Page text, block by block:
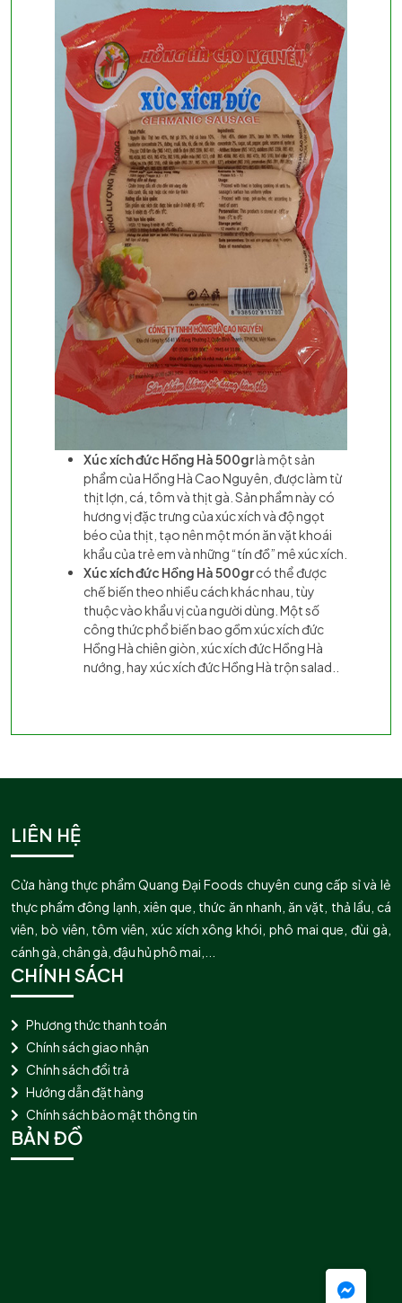
Xúc xích đức Hồng Hà 500grlà một sản
phẩm của Hồng Hà Cao Nguyên, được làm từ
thịt lợn, cá, tôm và thịt gà. Sản phẩm này có
hương vị đặc trưng của xúc xích và độ ngọt
béo của thịt, tạo nên một món ăn vặt khoái
khẩu của trẻ em và những “tín đồ” mê xúc xích.
Xúc xích đức Hồng Hà 500grcó thể được
chế biến theo nhiều cách khác nhau, tùy
thuộc vào khẩu vị của người dùng. Một số
công thức phổ biến bao gồm xúc xích đức
Hồng Hà chiên giòn, xúc xích đức Hồng Hà
nướng, hay xúc xích đức Hồng Hà trộn salad..
LIÊN HỆ
Cửa hàng thực phẩm Quang Đại Foods chuyên cung cấp sỉ và lẻ
thực phẩm đông lạnh, xiên que, thức ăn nhanh, ăn vặt, thả lẩu, cá
viên, bò viên, tôm viên, xúc xích xông khói, phô mai que, đùi gà,
cánh gà, chân gà, đậu hủ phô mai,...
CHÍNH SÁCH
Phương thức thanh toán
Chính sách giao nhận
Chính sách đổi trả
Hướng dẫn đặt hàng
Chính sách bảo mật thông tin
BẢN ĐỒ